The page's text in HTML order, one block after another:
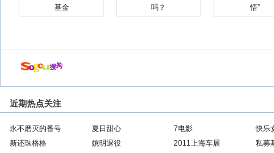
基金
吗？
悟”
近期热点关注
永不磨灭的番号 夏日甜心 7电影
快乐
新还珠格格
姚明退役 2011上海车展
私募